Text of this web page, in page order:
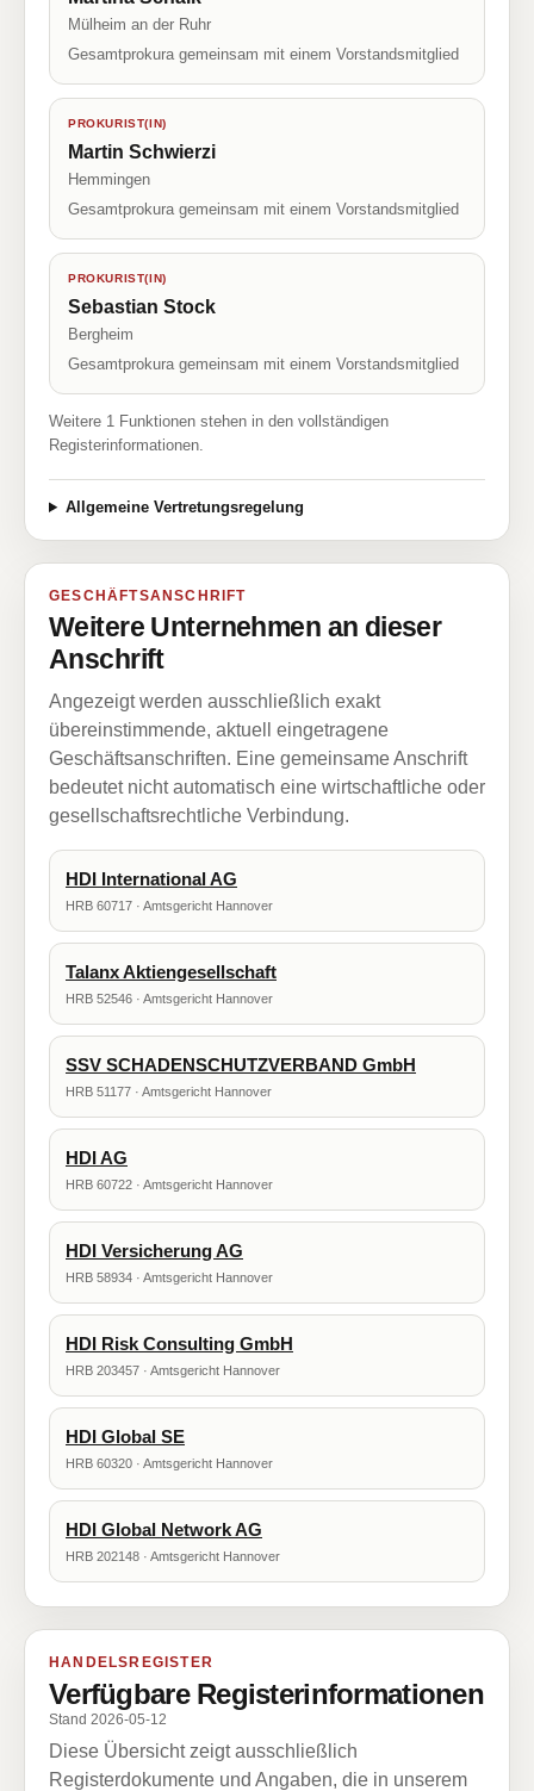
Mülheim an der Ruhr
Gesamtprokura gemeinsam mit einem Vorstandsmitglied
PROKURIST(IN)
Martin Schwierzi
Hemmingen
Gesamtprokura gemeinsam mit einem Vorstandsmitglied
PROKURIST(IN)
Sebastian Stock
Bergheim
Gesamtprokura gemeinsam mit einem Vorstandsmitglied
Weitere 1 Funktionen stehen in den vollständigen
Registerinformationen.
Allgemeine Vertretungsregelung
GESCHÄFTSANSCHRIFT
Weitere Unternehmen an dieser
Anschrift
Angezeigt werden ausschließlich exakt
übereinstimmende, aktuell eingetragene
Geschäftsanschriften. Eine gemeinsame Anschrift
bedeutet nicht automatisch eine wirtschaftliche oder
gesellschaftsrechtliche Verbindung.
HDI International AG
HRB 60717 · Amtsgericht Hannover
Talanx Aktiengesellschaft
HRB 52546 · Amtsgericht Hannover
SSV SCHADENSCHUTZVERBAND GmbH
HRB 51177 · Amtsgericht Hannover
HDI AG
HRB 60722 · Amtsgericht Hannover
HDI Versicherung AG
HRB 58934 · Amtsgericht Hannover
HDI Risk Consulting GmbH
HRB 203457 · Amtsgericht Hannover
HDI Global SE
HRB 60320 · Amtsgericht Hannover
HDI Global Network AG
HRB 202148 · Amtsgericht Hannover
HANDELSREGISTER
Verfügbare Registerinformationen
Stand 2026-05-12
Diese Übersicht zeigt ausschließlich
Registerdokumente und Angaben, die in unserem